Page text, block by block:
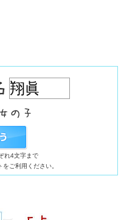
れ4文字まで
ご利用ください。